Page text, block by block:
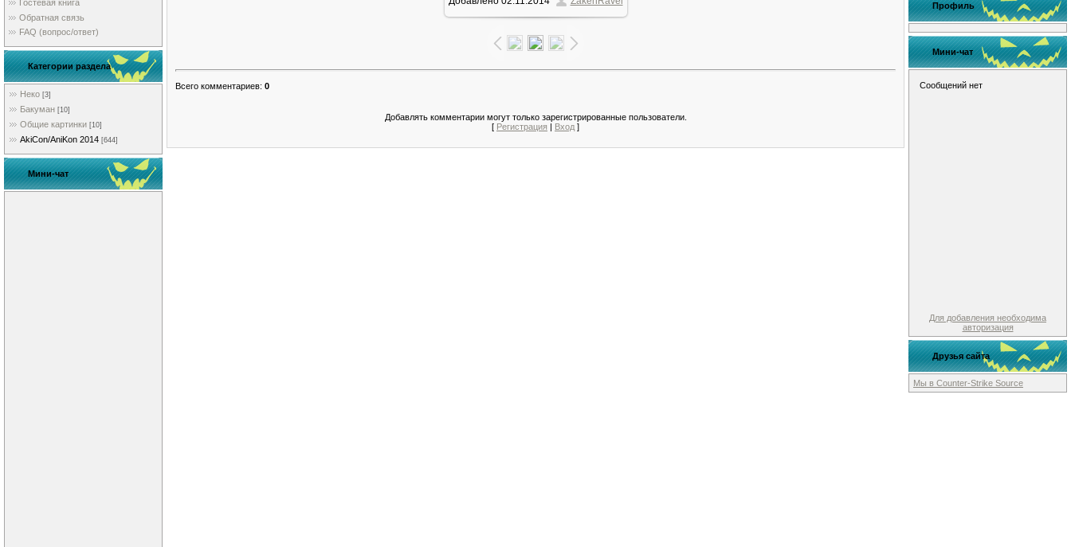
Гостевая книга
Обратная связь
FAQ (вопрос/ответ)
Категории раздела
Неко [3]
Бакуман [10]
Общие картинки [10]
AkiCon/AniKon 2014 [644]
Мини-чат
112.5Kb
Всего комментариев: 0
Добавлять комментарии могут только зарегистрированные пользователи.
[ Регистрация | Вход ]
Профиль
Мини-чат
Для добавления необходима
авторизация
Друзья сайта
Мы в Counter-Strike Source